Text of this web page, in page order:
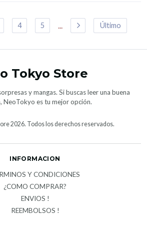
4 5 ... Último
Tokyo Store
y mangas. Si buscas leer una buena
NeoTokyo es tu mejor opción.
2026. Todos los derechos reservados.
INFORMACION
Y CONDICIONES
¿COMO COMPRAR?
ENVIOS !
REEMBOLSOS !